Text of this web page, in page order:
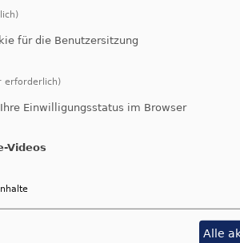
wurde neulich der erste
Pfarrer Manuel Sauer und Lektorin
Krummennaab und
umrahmen.
10 Uhr auf OTV übertragen.
auf YouTube ansehen.
für die Benutzersitzung
erforderlich)
Einwilligungsstatus im Browser
Videos
Alle